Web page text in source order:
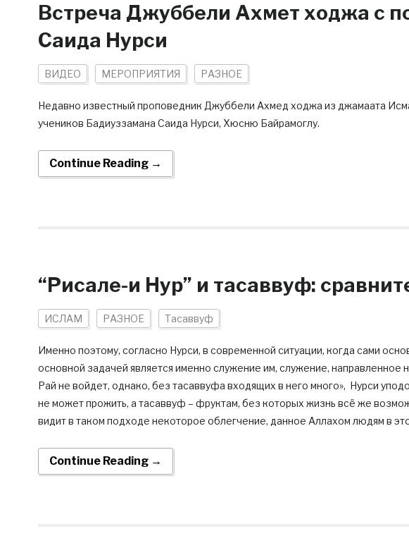
Встреча Джуббели Ахмет ходжа с
Саида Нурси
ВИДЕО МЕРОПРИЯТИЯ РАЗНОЕ
Недавно известный проповедник Джуббели Ахмед ходжа из джамаата
учеников Бадиуззамана Саида Нурси, Хюсню Байрамоглу.
Continue Reading →
“Рисале-и Нур” и тасаввуф:
ИСЛАМ РАЗНОЕ Тасаввуф
Именно поэтому, согласно Нурси, в современной ситуации, когда сами
основной задачей является именно служение им, служение, направленное
Рай не войдет, однако, без тасаввуфа входящих в него много», Нурси
не может прожить, а тасаввуф – фруктам, без которых жизнь всё же
видит в таком подходе некоторое облегчение, данное Аллахом людям в
Continue Reading →